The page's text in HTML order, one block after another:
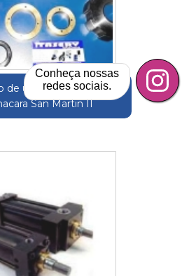
de unidade hidraulica
San Martin II
Conheça nossas
redes sociais.